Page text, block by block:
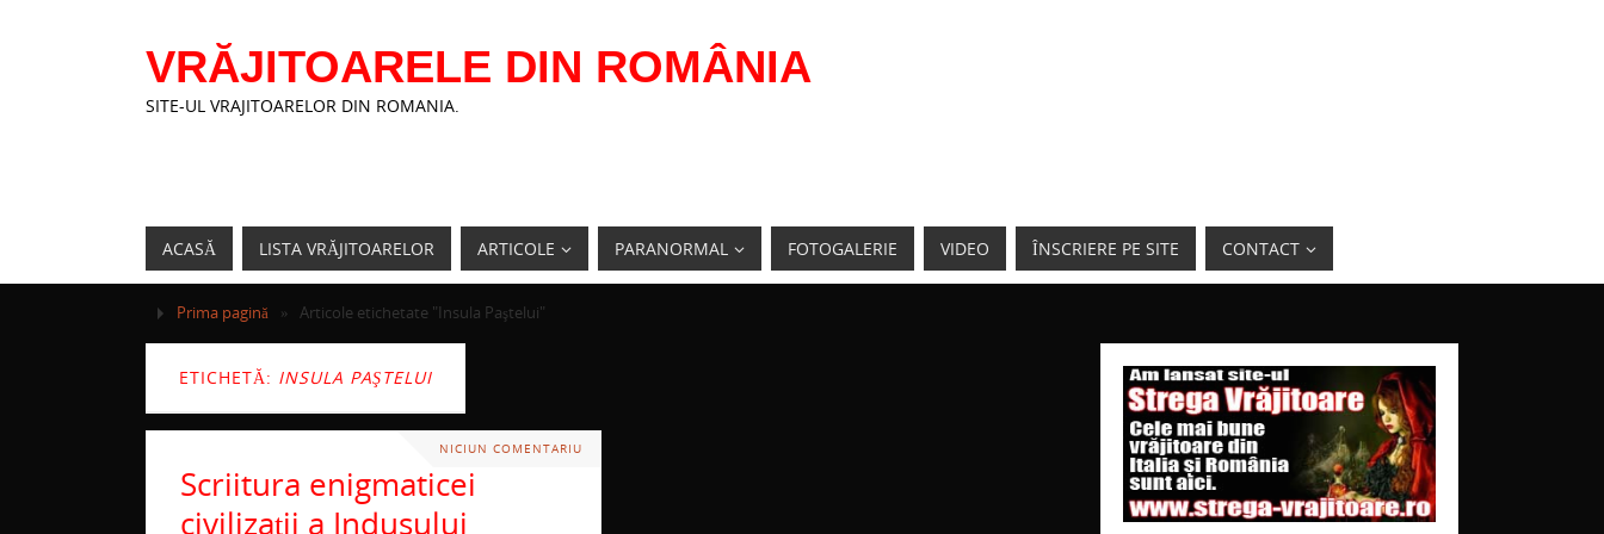
VRĂJITOARELE DIN ROMÂNIA
SITE-UL VRAJITOARELOR DIN ROMANIA.
ACASĂ LISTA VRĂJITOARELOR ARTICOLE PARANORMAL FOTOGALERIE VIDEO ÎNSCRIERE PE SITE CONTACT
Prima pagină » Articole etichetate "Insula Paştelui"
ETICHETĂ: INSULA PAŞTELUI
NICIUN COMENTARIU
Scriitura enigmaticei
civilizaţii a Indusului